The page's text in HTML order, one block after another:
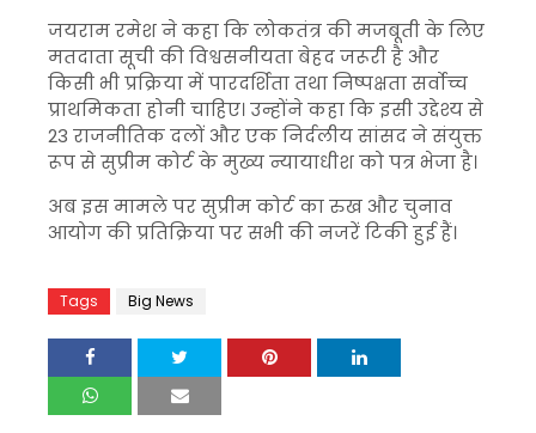
जयराम रमेश ने कहा कि लोकतंत्र की मजबूती के लिए
मतदाता सूची की विश्वसनीयता बेहद जरूरी है और
किसी भी प्रक्रिया में पारदर्शिता तथा निष्पक्षता सर्वोच्च
प्राथमिकता होनी चाहिए। उन्होंने कहा कि इसी उद्देश्य से
23 राजनीतिक दलों और एक निर्दलीय सांसद ने संयुक्त
रूप से सुप्रीम कोर्ट के मुख्य न्यायाधीश को पत्र भेजा है।
अब इस मामले पर सुप्रीम कोर्ट का रुख और चुनाव
आयोग की प्रतिक्रिया पर सभी की नजरें टिकी हुई हैं।
Tags Big News